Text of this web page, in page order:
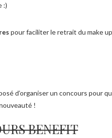
:)
pour faciliter le retrait du make
d’organiser un concours pour
!
BENEFIT